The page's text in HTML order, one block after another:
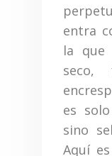
entra
la que
seco,
es
sino
Aquí